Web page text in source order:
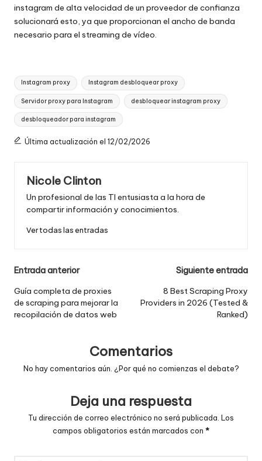
instagram de alta velocidad de un proveedor de confianza
solucionará esto, ya que proporcionan el ancho de banda
necesario para el streaming de vídeo.
Etiquetas:
Instagram proxy Instagram desbloquear proxy
Servidor proxy para Instagram desbloquear instagram proxy
desbloqueador para instagram
Última actualización el 12/02/2026
Nicole Clinton
Un profesional de las TI entusiasta a la hora de
compartir información y conocimientos.
Ver todas las entradas
Navegación
de
entradas
Entrada anterior
Guía completa de proxies
de scraping para mejorar la
recopilación de datos web
Siguiente entrada
8 Best Scraping Proxy
Providers in 2026 (Tested &
Ranked)
Comentarios
No hay comentarios aún. ¿Por qué no comienzas el debate?
Deja una respuesta
Tu dirección de correo electrónico no será publicada. Los
campos obligatorios están marcados con *